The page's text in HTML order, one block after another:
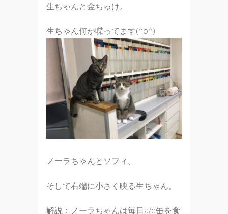
生ちゃんと金ちゅけ。
生ちゃん何か喋ってます(^o^)
ノーラちゃんとソフィ。
そして右端に小さく映る生ちゃん。
解説：ノーラちゃんは毎日a/d缶を食